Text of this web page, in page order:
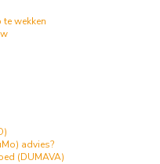
wekken
advies?
(DUMAVA)